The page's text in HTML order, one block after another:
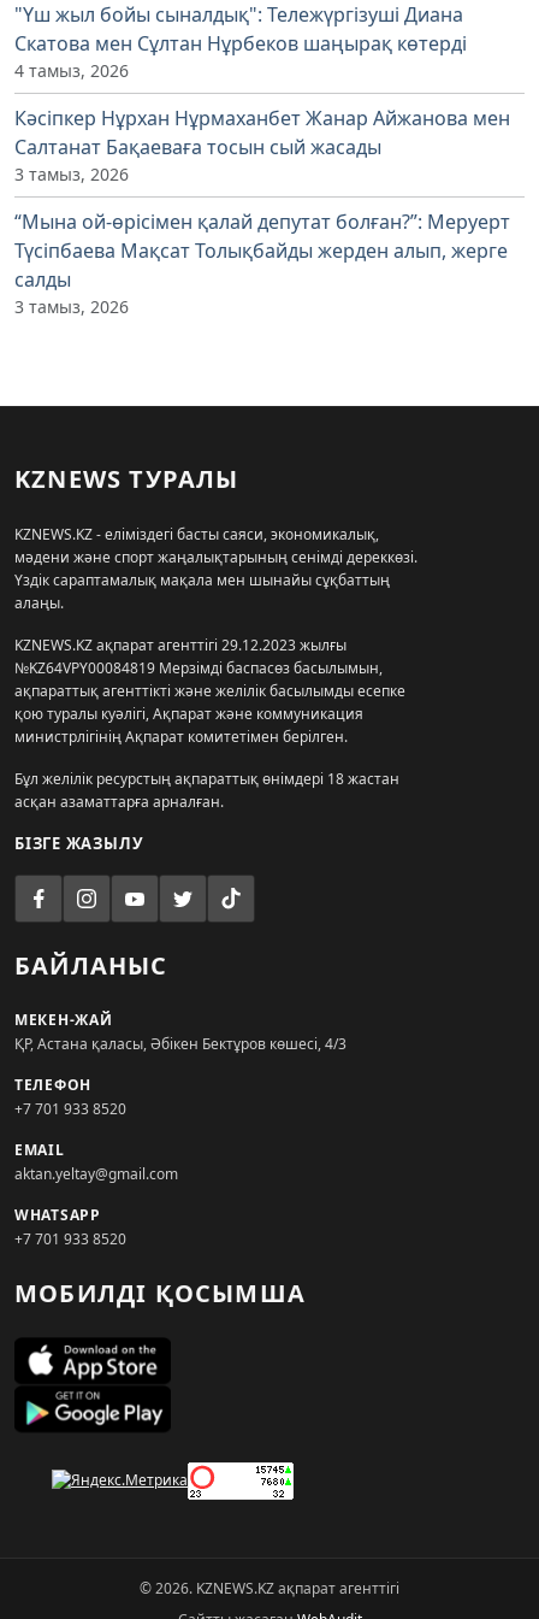
"Үш жыл бойы сыналдық": Тележүргізуші Диана
Скатова мен Сұлтан Нұрбеков шаңырақ көтерді
4 тамыз, 2026
Кәсіпкер Нұрхан Нұрмаханбет Жанар Айжанова мен
Салтанат Бақаеваға тосын сый жасады
3 тамыз, 2026
“Мына ой-өрісімен қалай депутат болған?”: Меруерт
Түсіпбаева Мақсат Толықбайды жерден алып, жерге
салды
3 тамыз, 2026
KZNEWS ТУРАЛЫ
KZNEWS.KZ - еліміздегі басты саяси, экономикалық,
мәдени және спорт жаңалықтарының сенімді дереккөзі.
Үздік сараптамалық мақала мен шынайы сұқбаттың
алаңы.
KZNEWS.KZ ақпарат агенттігі 29.12.2023 жылғы
№KZ64VPY00084819 Мерзімді баспасөз басылымын,
ақпараттық агенттікті және желілік басылымды есепке
қою туралы куәлігі, Ақпарат және коммуникация
министрлігінің Ақпарат комитетімен берілген.
Бұл желілік ресурстың ақпараттық өнімдері 18 жастан
асқан азаматтарға арналған.
БІЗГЕ ЖАЗЫЛУ
БАЙЛАНЫС
МЕКЕН-ЖАЙ
ҚР, Астана қаласы, Әбікен Бектұров көшесі, 4/3
ТЕЛЕФОН
+7 701 933 8520
EMAIL
aktan.yeltay@gmail.com
WHATSAPP
+7 701 933 8520
МОБИЛДІ ҚОСЫМША
© 2026. KZNEWS.KZ ақпарат агенттігі